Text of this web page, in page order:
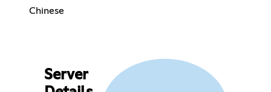
Chinese
Server